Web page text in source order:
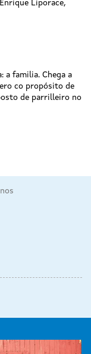
Liporace,
a familia. Chega a
co propósito de
de parrilleiro no